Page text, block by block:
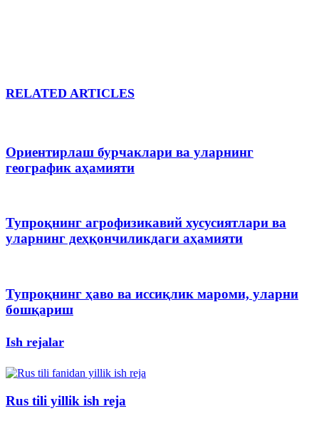
RELATED ARTICLES
Ориентирлаш бурчаклари ва уларнинг
географик аҳамияти
Тупроқнинг агрофизикавий хусусиятлари ва
уларнинг деҳқончиликдаги аҳамияти
Тупроқнинг ҳаво ва иссиқлик мароми, уларни
бошқариш
Ish rejalar
Rus tili yillik ish reja